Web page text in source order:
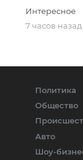
Интересное
7 часов назад
Политика
Общество
Авто
Шоу-